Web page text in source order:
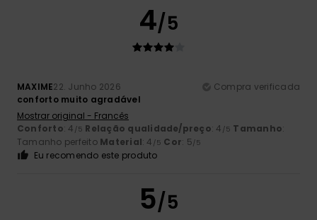
4/5
MAXIME22. Junho 2026
Compra verificada
conforto muito agradável
Mostrar original - Francês
Conforto: 4 /5 Relação qualidade/preço: 4 /5 Tamanho:
Tamanho perfeito Material: 4 /5 Cor: 5/5
Eu recomendo este produto
5/5